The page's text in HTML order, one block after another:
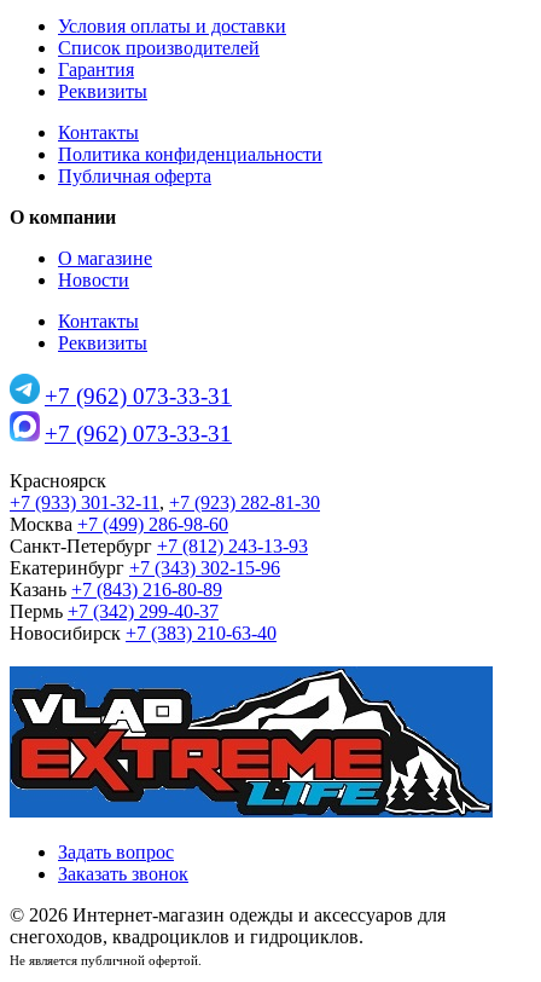
Условия оплаты и доставки
Список производителей
Гарантия
Реквизиты
Контакты
Политика конфиденциальности
Публичная оферта
О компании
О магазине
Новости
Контакты
Реквизиты
+7 (962) 073-33-31
+7 (962) 073-33-31
Красноярск
+7 (933) 301-32-11 , +7 (923) 282-81-30
Москва +7 (499) 286-98-60
Санкт-Петербург +7 (812) 243-13-93
Екатеринбург +7 (343) 302-15-96
Казань +7 (843) 216-80-89
Пермь +7 (342) 299-40-37
Новосибирск +7 (383) 210-63-40
Задать вопрос
Заказать звонок
© 2026 Интернет-магазин одежды и аксессуаров для
снегоходов, квадроциклов и гидроциклов.
Не является публичной офертой.